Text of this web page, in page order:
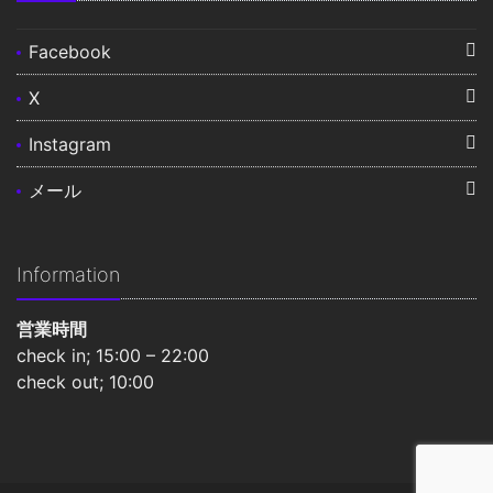
Facebook
X
Instagram
メール
Information
営業時間
check in; 15:00 – 22:00
check out; 10:00